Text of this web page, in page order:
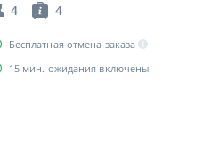
4 4
Бесплатная отмена заказа
15 мин. ожидания включены